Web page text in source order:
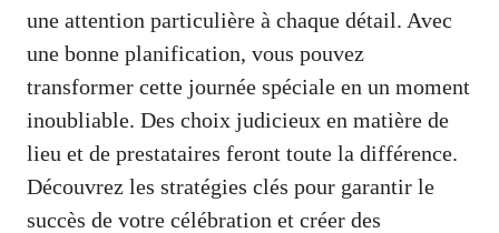
une attention particulière à chaque détail. Avec
une bonne planification, vous pouvez
transformer cette journée spéciale en un moment
inoubliable. Des choix judicieux en matière de
lieu et de prestataires feront toute la différence.
Découvrez les stratégies clés pour garantir le
succès de votre célébration et créer des